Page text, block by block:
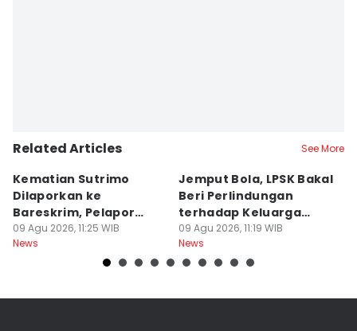
Related Articles See More
Kematian Sutrimo
Dilaporkan ke
Bareskrim, Pelapor
Minta Ekshumasi
09 Agu 2026, 11:25 WIB
News
Jemput Bola, LPSK Bakal
Beri Perlindungan
terhadap Keluarga
Sutrimo
09 Agu 2026, 11:19 WIB
News